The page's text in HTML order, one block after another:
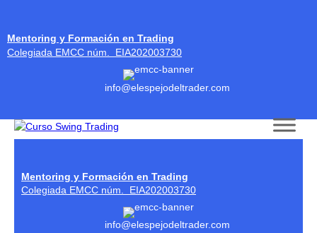
Mentoring y Formación en Trading
Colegiada EMCC núm. EIA202003730
info@elespejodeltrader.com
Mentoring y Formación en Trading
Colegiada EMCC núm. EIA202003730
info@elespejodeltrader.com